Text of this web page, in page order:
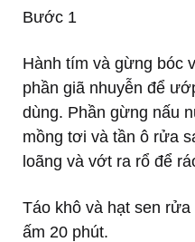
Bước 1
Hành tím và gừng bóc
phần giã nhuyễn để
dùng. Phần gừng nấu
mồng tơi và tần ô rửa
loãng và vớt ra rổ để
Táo khô và hạt sen
ấm 20 phút.